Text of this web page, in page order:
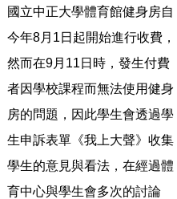
國立中正大學體育館健身房自
今年8月1日起開始進行收費，
然而在9月11日時，發生付費
者因學校課程而無法使用健身
房的問題， 因此學生會透過學
生申訴表單《我上大聲》收集
學生的意見與看法， 在經過體
育中心與學生會多次的討論